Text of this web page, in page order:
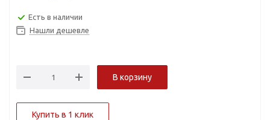
Есть в наличии
Нашли дешевле
В корзину
Купить в 1 клик